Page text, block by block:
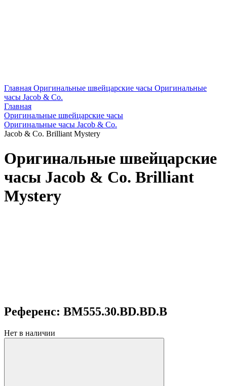
Главная Оригинальные швейцарские часы Оригинальные
часы Jacob & Co.
Главная
Оригинальные швейцарские часы
Оригинальные часы Jacob & Co.
Jacob & Co. Brilliant Mystery
Оригинальные швейцарские
часы Jacob & Co. Brilliant
Mystery
Референс: BM555.30.BD.BD.B
Нет в наличии